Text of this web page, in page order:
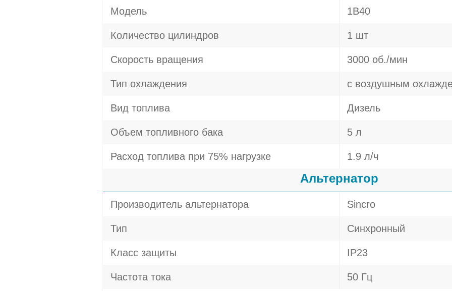
Модель 1B40
Количество цилиндров 1 шт
Скорость вращения 3000 об./мин
Тип охлаждения с воздушным
Вид топлива Дизель
Объем топливного бака 5 л
Расход топлива при 75% нагрузке 1.9 л/ч
Альтернатор
Производитель альтернатора Sincro
Тип Синхронный
Класс защиты IP23
Частота тока 50 Гц